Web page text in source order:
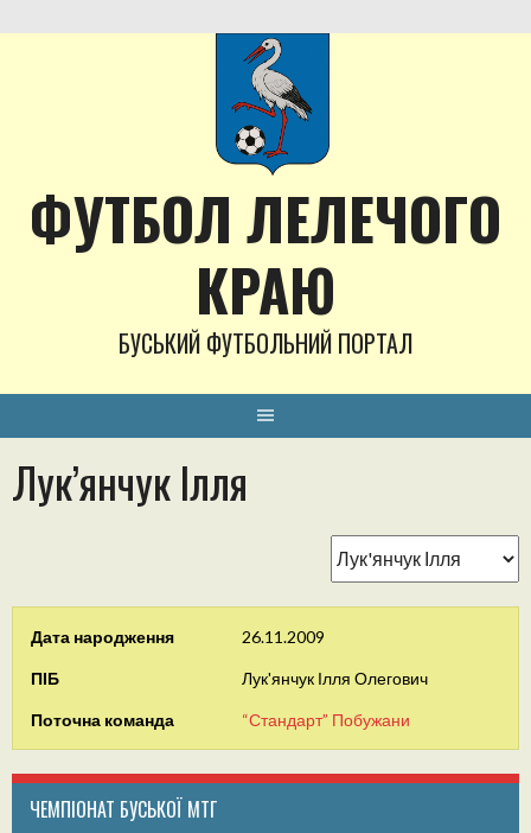
to
ФУТБОЛ ЛЕЛЕЧОГО
КРАЮ
БУСЬКИЙ ФУТБОЛЬНИЙ ПОРТАЛ
Лук’янчук Ілля
Дата народження 26.11.2009
ПІБ Лук'янчук Ілля Олегович
Поточна команда “Стандарт” Побужани
ЧЕМПІОНАТ БУСЬКОЇ МТГ